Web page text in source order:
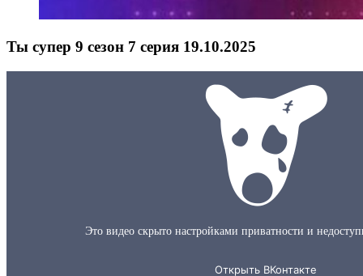
Ты супер 9 сезон 7 серия 19.10.2025